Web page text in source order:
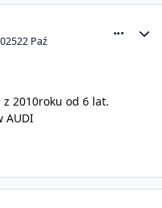
22 Paź
2010roku od 6 lat.
AUDI